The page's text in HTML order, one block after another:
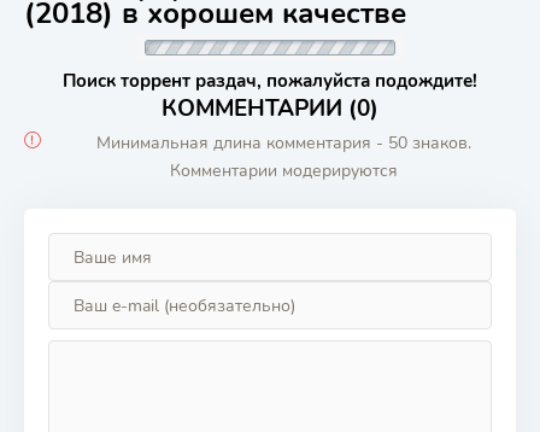
(2018) в хорошем качестве
Поиск торрент раздач, пожалуйста подождите!
КОММЕНТАРИИ (0)
Минимальная длина комментария - 50 знаков.
Комментарии модерируются